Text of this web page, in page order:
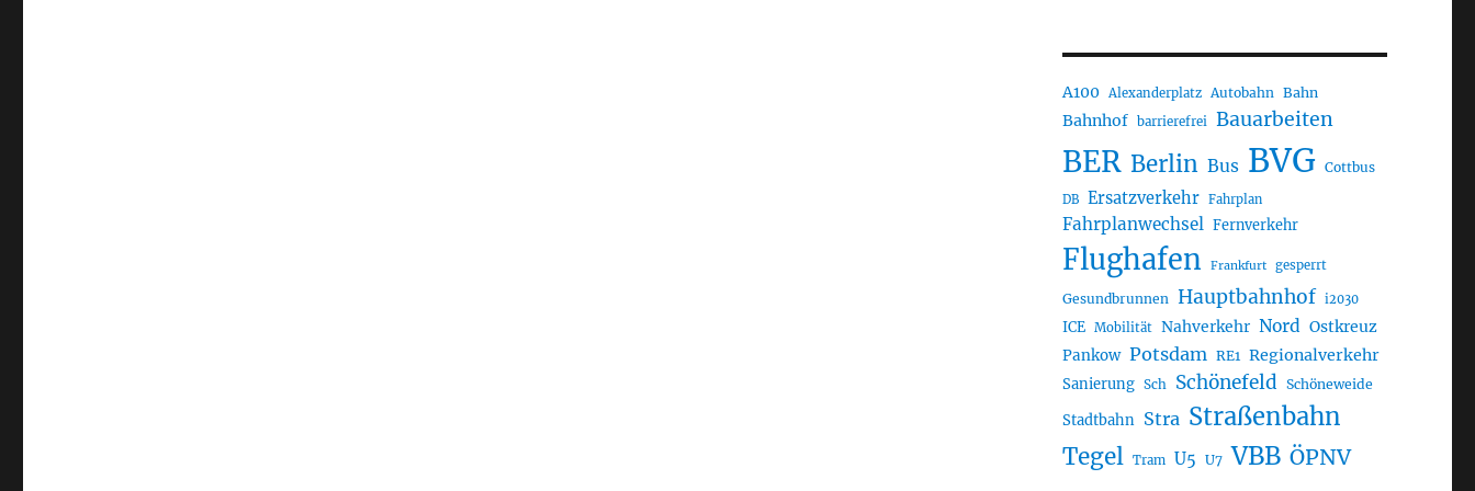
A100 Alexanderplatz Autobahn Bahn
Bahnhof barrierefrei Bauarbeiten
BER Berlin Bus BVG Cottbus
DB Ersatzverkehr Fahrplan
Fahrplanwechsel Fernverkehr
Flughafen Frankfurt gesperrt
Gesundbrunnen Hauptbahnhof i2030
ICE Mobilität Nahverkehr Nord Ostkreuz
Pankow Potsdam RE1 Regionalverkehr
Sanierung Sch Schönefeld Schöneweide
Stadtbahn Stra Straßenbahn
Tegel Tram U5 U7 VBB ÖPNV